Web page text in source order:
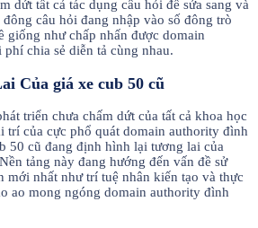
dứt tất cả tác dụng câu hỏi để sửa sang và
câu hỏi đang nhập vào số đông trò
giống như chấp nhấn được domain
chia sẻ diễn tả cùng nhau.
Của giá xe cub 50 cũ
triển chưa chấm dứt của tất cả khoa học
trí của cực phổ quát domain authority đình
50 cũ đang định hình lại tương lai của
tảng này đang hướng đến vấn đề sử
mới nhất như trí tuệ nhân kiến tạo và thực
ao mong ngóng domain authority đình